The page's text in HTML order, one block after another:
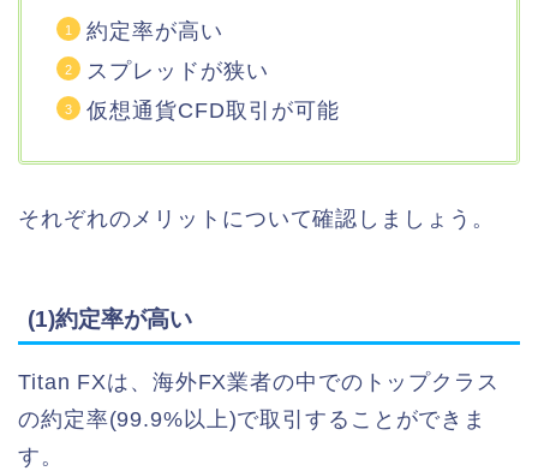
約定率が高い
スプレッドが狭い
仮想通貨CFD取引が可能
それぞれのメリットについて確認しましょう。
(1)約定率が高い
Titan FXは、海外FX業者の中でのトップクラス
の約定率(99.9%以上)で取引することができま
す。